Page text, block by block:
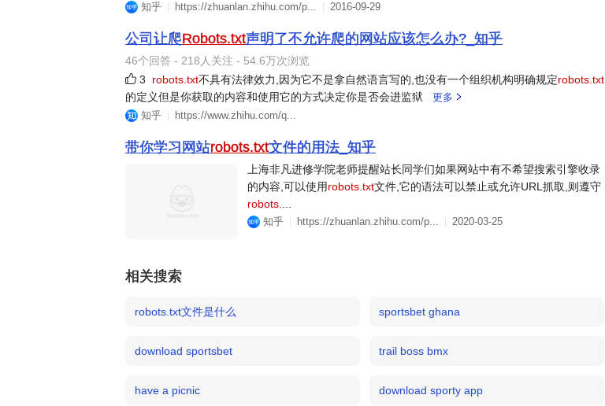
知乎 https://zhuanlan.zhihu.com/p... 2016-09-29
公司让爬Robots.txt声明了不允许爬的网站应该怎么办?_知乎
46个回答 - 218人关注 - 54.6万次浏览
3
robots.txt不具有法律效力,因为它不是拿自然语言写的,也没有一个组织机构明确规定robots.txt
的定义但是你获取的内容和使用它的方式决定你是否会进监狱
更多
知乎
https://www.zhihu.com/q...
带你学习网站robots.txt文件的用法_知乎
上海非凡进修学院老师提醒站长同学们如果网站中有不希望搜索引擎收录
的内容,可以使用robots.txt文件,它的语法可以禁止或允许URL抓取,则遵守
robots.
知乎 https://zhuanlan.zhihu.com/p... 2020-03-25
相关搜索
robots.txt文件是什么 sportsbet ghana
download sportsbet trail boss bmx
have a picnic download sporty app